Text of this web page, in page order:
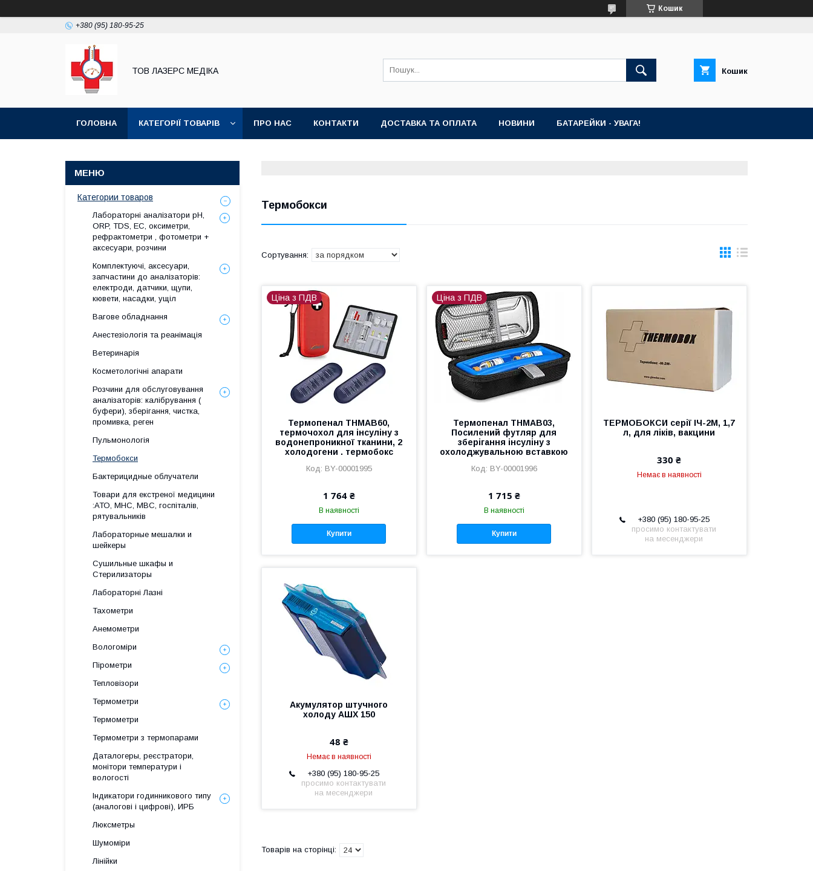
Кошик
+380 (95) 180-95-25
ТОВ ЛАЗЕРС МЕДІКА Кошик
ГОЛОВНА КАТЕГОРІЇ ТОВАРІВ ПРО НАС КОНТАКТИ ДОСТАВКА ТА ОПЛАТА НОВИНИ БАТАРЕЙКИ - УВАГА!
Термобокси
Ціна з ПДВ
Термопенал THMAB60,
термочохол для інсуліну з
водонепроникної тканини, 2
холодогени . термобокс
BY-00001995
1 764 ₴
В наявності
Купити
Ціна з ПДВ
Термопенал THMAB03,
Посилений футляр для
зберігання інсуліну з
охолоджувальною вставкою
BY-00001996
1 715 ₴
В наявності
Купити
ТЕРМОБОКСИ серії ІЧ-2М, 1,7
л, для ліків, вакцини
330 ₴
Немає в наявності
+380 (95) 180-95-25
просимо контактувати
на месенджери
Акумулятор штучного
холоду АШХ 150
48 ₴
Немає в наявності
+380 (95) 180-95-25
просимо контактувати
на месенджери
Категории товаров
Лабораторні аналізатори pH,
ORP, TDS, EC, оксиметри,
рефрактометри , фотометри +
аксесуари, розчини
Комплектуючі, аксесуари,
запчастини до аналізаторів:
електроди, датчики, щупи,
кювети, насадки, ущіл
Вагове обладнання
Анестезіологія та реанімація
Ветеринарія
Косметологічні апарати
Розчини для обслуговування
аналізаторів: калібрування (
буфери), зберігання, чистка,
промивка, реген
Пульмонологія
Термобокси
Бактерицидные облучатели
Товари для екстреної медицини
:АТО, МНС, МВС, госпіталів,
рятувальників
Лабораторные мешалки и
шейкеры
Сушильные шкафы и
Стерилизаторы
Лабораторні Лазні
Тахометри
Анемометри
Вологоміри
Пірометри
Тепловізори
Термометри
Термометри
Термометри з термопарами
Даталогеры, реєстратори,
монітори температури і
вологості
Індикатори годинникового типу
(аналогові і цифрові), ИРБ
Люксметры
Шумоміри
Лінійки